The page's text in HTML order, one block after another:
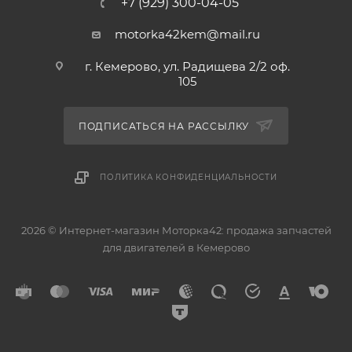
motorka42kem@mail.ru
г. Кемерово, ул. Радищева 2/2 оф.
105
ПОДПИСАТЬСЯ НА РАССЫЛКУ
ПОЛИТИКА КОНФИДЕНЦИАЛЬНОСТИ
2026 © Интернет-магазин Моторка42: продажа запчастей
для двигателей в Кемерово